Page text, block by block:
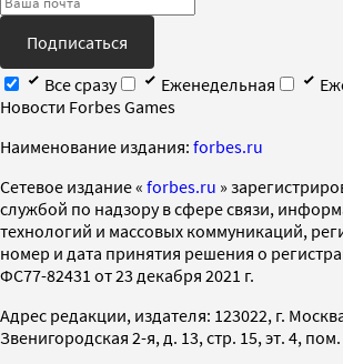
Подписаться
Все сразу
Еженедельная
Новости Forbes Games
Наименование издания: forbes.ru
Cетевое издание « forbes.ru »
службой по надзору в сфере связи,
технологий и массовых коммуникаций,
номер и дата принятия решения о
ФС77-82431 от 23 декабря 2021 г.
Адрес редакции, издателя: 123022, г.
Звенигородская 2-я, д. 13, стр. 15, эт. 4, пом.